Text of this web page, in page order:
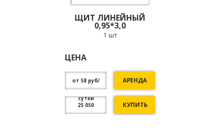
ЩИТ ЛИНЕЙНЫЙ
0,95*3,0
1 шт
ЦЕНА
от 58 руб/
сутки
АРЕНДА
25 050 КУПИТЬ